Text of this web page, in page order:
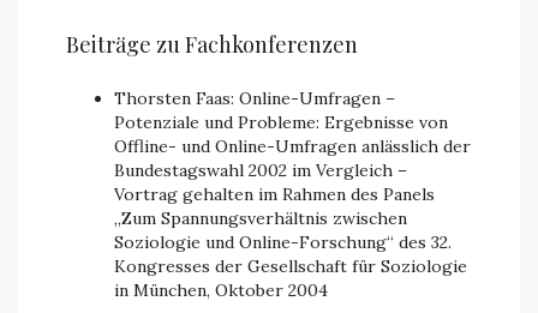
Beiträge zu Fachkonferenzen
Thorsten Faas: Online-Umfragen –
Potenziale und Probleme: Ergebnisse von
Offline- und Online-Umfragen anlässlich der
Bundestagswahl 2002 im Vergleich –
Vortrag gehalten im Rahmen des Panels
„Zum Spannungsverhältnis zwischen
Soziologie und Online-Forschung“ des 32.
Kongresses der Gesellschaft für Soziologie
in München, Oktober 2004